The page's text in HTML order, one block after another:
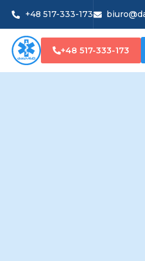
+48 517-333-173
+48 517-333-173